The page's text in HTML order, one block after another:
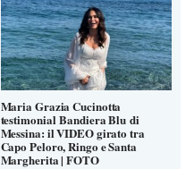
Maria Grazia Cucinotta
testimonial Bandiera Blu di
Messina: il VIDEO girato tra
Capo Peloro, Ringo e Santa
Margherita | FOTO